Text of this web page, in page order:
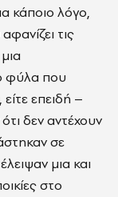
κάποιο λόγο,
τις
φύλα που
επειδή –
δεν αντέχουν
σε
µια και
στο